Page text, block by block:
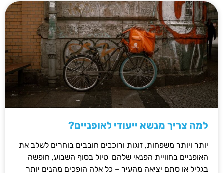
למה צריך מנשא ייעודי לאופניים?
יותר ויותר משפחות, זוגות ורוכבים חובבים בוחרים לשלב את
האופניים בחוויית הפנאי שלהם. טיול בסוף השבוע, חופשה
בגליל או סתם יציאה מהעיר – כל אלה הופכים מהנים יותר